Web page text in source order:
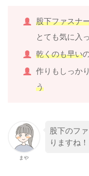
股下ファスナ
とても気に入
乾くのも早い
作りもしっか
う
まや
股下のフ
りますね！